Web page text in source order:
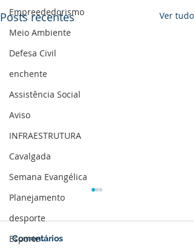
Empreededorismo
Meio Ambiente
Defesa Civil
enchente
Assistência Social
Aviso
INFRAESTRUTURA
Cavalgada
Semana Evangélica
Planejamento
desporte
Esporte
Posts recentes Ver tudo
Comentários